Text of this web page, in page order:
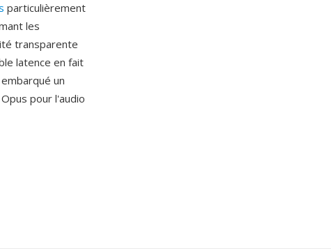
particulièrement
les
transparente
latence en fait
un
pour l'audio